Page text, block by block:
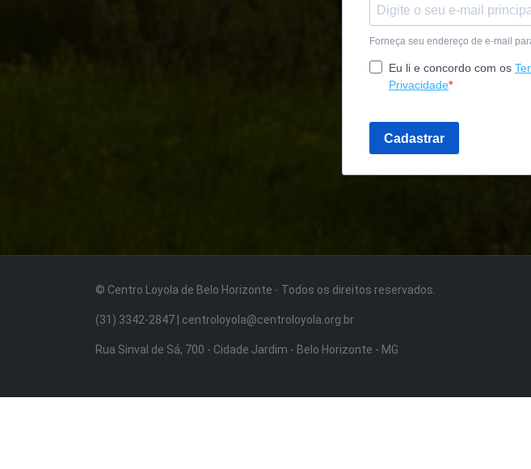
© Centro Loyola de Belo Horizonte · Todos os direitos reservados.
(31) 3342-2847 | centroloyola@centroloyola.org.br
Rua Sinval de Sá, 700 - Cidade Jardim - Belo Horizonte - MG